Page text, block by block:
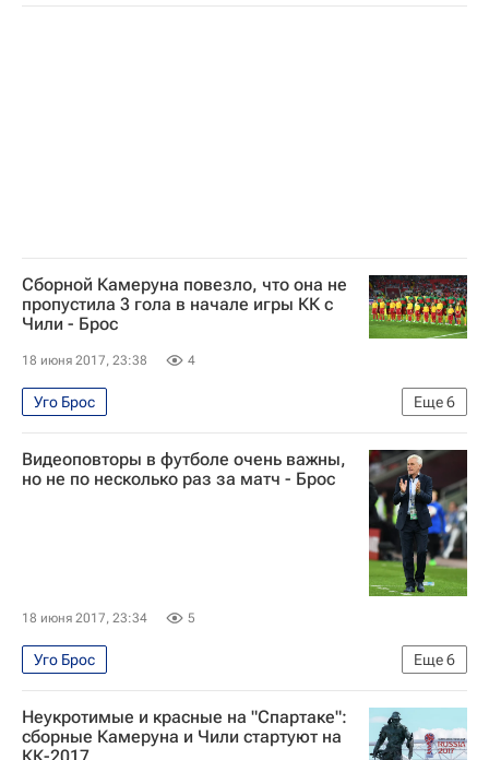
Кубок конфедераций по футболу 2017
Футбол
Сборной Камеруна повезло, что она не
пропустила 3 гола в начале игры КК с
Чили - Брос
18 июня 2017, 23:38 4
Еще6
Уго Брос
Кубок конфедераций по футболу 2017
Футбол
Спорт
Кубок конфедераций 2017
Чили
Видеоповторы в футболе очень важны,
но не по несколько раз за матч - Брос
18 июня 2017, 23:34 5
Еще6
Уго Брос
Кубок конфедераций по футболу 2017
Футбол
Спорт
Кубок конфедераций 2017
Чили
Неукротимые и красные на "Спартаке":
сборные Камеруна и Чили стартуют на